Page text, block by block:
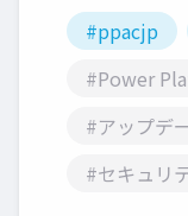
#ppacjp
#Power
#アップデ
#セキュリ